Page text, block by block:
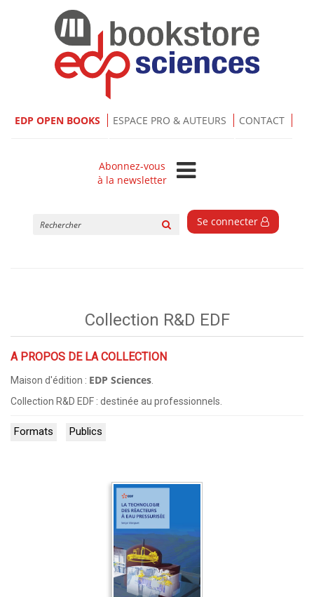
EDP OPEN BOOKS ESPACE PRO & AUTEURS CONTACT
Abonnez-vous
à la newsletter
Se connecter
Collection R&D EDF
A PROPOS DE LA COLLECTION
Maison d'édition : EDP Sciences.
Collection R&D EDF : destinée au professionnels.
Formats Publics